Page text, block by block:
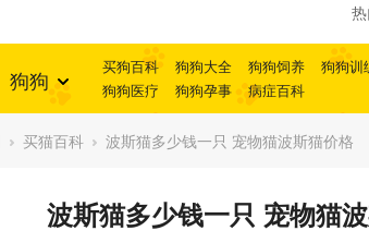
狗狗 买狗百科 狗狗大全 狗狗饲养
狗狗训
狗狗医疗
狗狗孕事 病症百科
买猫百科 波斯猫多少钱一只 宠物猫波斯猫价格
波斯猫多少钱一只 宠物猫